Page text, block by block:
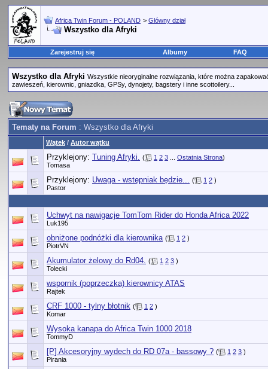
Africa Twin Forum - POLAND > Główny dział
Wszystko dla Afryki
Zarejestruj się Albumy FAQ
Wszystko dla Afryki Wszystkie nieoryginalne rozwiązania, które można
zawieszeń, kierownic, gniazdka, GPSy, dynojety, bagstery i inne scottoilery...
Tematy na Forum : Wszystko dla Afryki
Wątek / Autor wątku
Przyklejony: Tuning Afryki. ( 1 2 3 Ostatnia Strona)
Tomasa
Przyklejony: Uwaga - wstępniak będzie... ( 1 2 )
Pastor
Uchwyt na nawigacje TomTom Rider do Honda Africa 2022
Luk195
obniżone podnóżki dla kierownika ( 1 2 )
PiotrVN
Akumulator żelowy do Rd04. ( 1 2 3 )
Tolecki
wspornik (poprzeczka) kierownicy ATAS
Rajtek
CRF 1000 - tylny błotnik ( 1 2 )
Komar
Wysoka kanapa do Africa Twin 1000 2018
TommyD
[P] Akcesoryjny wydech do RD 07a - bassowy ? ( 1 2 3 )
Pirania